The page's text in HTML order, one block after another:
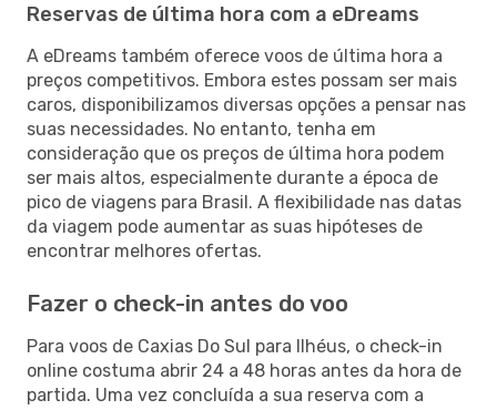
Reservas de última hora com a eDreams
A eDreams também oferece voos de última hora a
preços competitivos. Embora estes possam ser mais
caros, disponibilizamos diversas opções a pensar nas
suas necessidades. No entanto, tenha em
consideração que os preços de última hora podem
ser mais altos, especialmente durante a época de
pico de viagens para Brasil. A flexibilidade nas datas
da viagem pode aumentar as suas hipóteses de
encontrar melhores ofertas.
Fazer o check-in antes do voo
Para voos de Caxias Do Sul para Ilhéus, o check-in
online costuma abrir 24 a 48 horas antes da hora de
partida. Uma vez concluída a sua reserva com a